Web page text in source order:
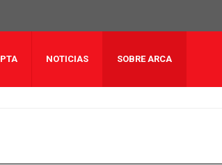
NOTICIAS SOBRE ARCA